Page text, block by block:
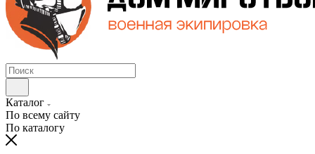
Каталог
По всему сайту
По каталогу